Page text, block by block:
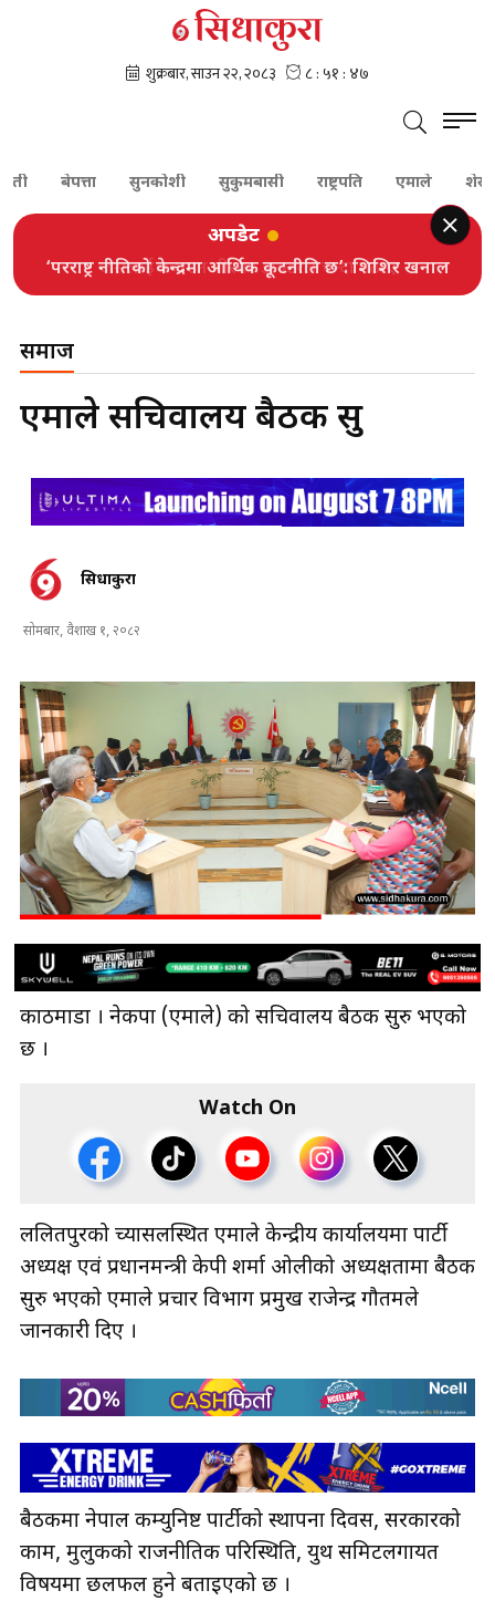
बेपत्ता सुनकोशी सुकुमबासी राष्ट्रपति एमाले
अपडेट
‘परराष्ट्र नीतिको केन्द्रमा आर्थिक कूटनीति छ’: शिशिर खनाल
समाज
एमाले सचिवालय बैठक सुरु
सिधाकुरा
सोमबार, वैशाख १, २०८२
काठमाडौँ । नेकपा (एमाले) को सचिवालय बैठक सुरु भएको
छ ।
Watch On
ललितपुरको च्यासलस्थित एमाले केन्द्रीय कार्यालयमा पार्टी
अध्यक्ष एवं प्रधानमन्त्री केपी शर्मा ओलीको अध्यक्षतामा बैठक
सुरु भएको एमाले प्रचार विभाग प्रमुख राजेन्द्र गौतमले
जानकारी दिए ।
बैठकमा नेपाल कम्युनिष्ट पार्टीको स्थापना दिवस, सरकारको
काम, मुलुकको राजनीतिक परिस्थिति, युथ समिटलगायत
विषयमा छलफल हुने बताइएको छ ।